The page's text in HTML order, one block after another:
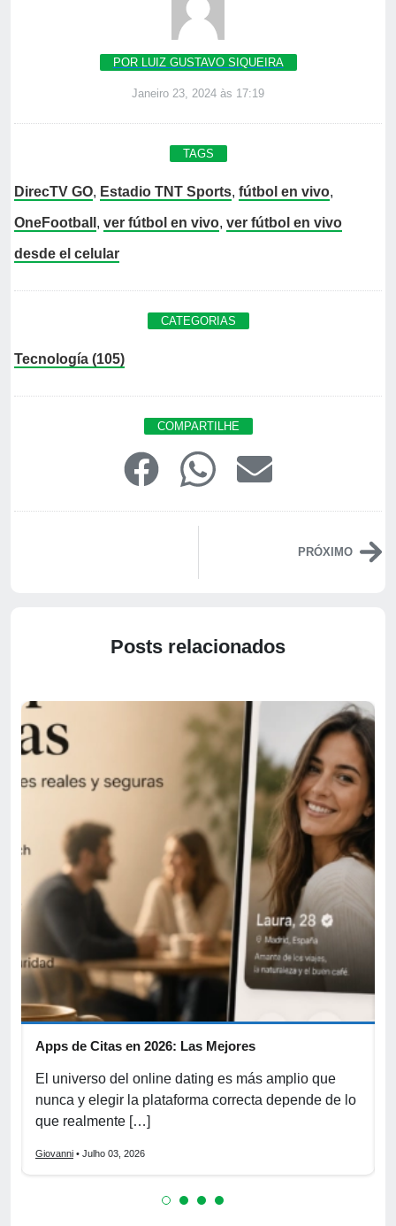
POR LUIZ GUSTAVO SIQUEIRA
Janeiro 23, 2024 às 17:19
TAGS
DirecTV GO, Estadio TNT Sports, fútbol en vivo,
OneFootball , ver fútbol en vivo, ver fútbol en vivo
desde el celular
CATEGORIAS
Tecnología (105)
COMPARTILHE
PRÓXIMO
Posts relacionados
Apps de Citas en 2026: Las Mejores
El universo del online dating es más amplio que
nunca y elegir la plataforma correcta depende de lo
que realmente […]
Giovanni • Julho 03, 2026